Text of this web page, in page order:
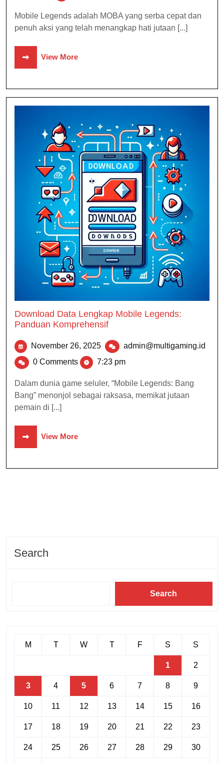
Mobile Legends adalah MOBA yang serba cepat dan
penuh aksi yang telah menangkap hati jutaan [...]
View More
Download Data Lengkap Mobile Legends:
Panduan Komprehensif
November 26, 2025
admin@multigaming.id
0 Comments
7:23 pm
Dalam dunia game seluler, “Mobile Legends: Bang
Bang” menonjol sebagai raksasa, memikat jutaan
pemain di [...]
View More
Search
Search
M T W T F S S
1 2
3 4 5 6 7 8 9
10 11 12 13 14 15 16
17 18 19 20 21 22 23
24 25 26 27 28 29 30